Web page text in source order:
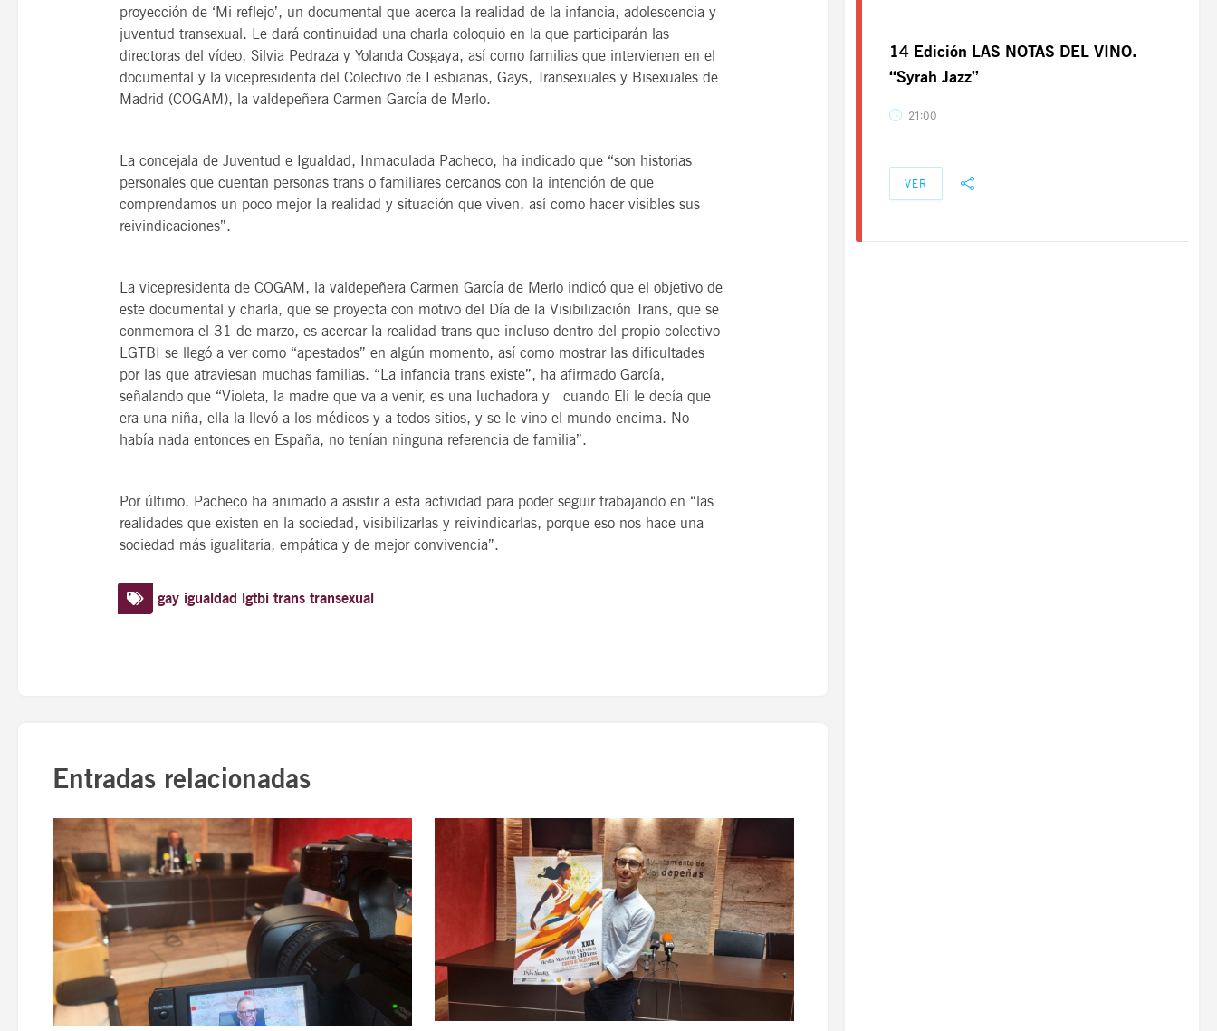
proyección de ‘Mi reflejo’, un documental que acerca la realidad de la infancia, adolescencia y
juventud transexual. Le dará continuidad una charla coloquio en la que participarán las
directoras del vídeo, Silvia Pedraza y Yolanda Cosgaya, así como familias que intervienen en el
documental y la vicepresidenta del Colectivo de Lesbianas, Gays, Transexuales y Bisexuales de
Madrid (COGAM), la valdepeñera Carmen García de Merlo.
La concejala de Juventud e Igualdad, Inmaculada Pacheco, ha indicado que “son historias
personales que cuentan personas trans o familiares cercanos con la intención de que
comprendamos un poco mejor la realidad y situación que viven, así como hacer visibles sus
reivindicaciones”.
La vicepresidenta de COGAM, la valdepeñera Carmen García de Merlo indicó que el objetivo de
este documental y charla, que se proyecta con motivo del Día de la Visibilización Trans, que se
conmemora el 31 de marzo, es acercar la realidad trans que incluso dentro del propio colectivo
LGTBI se llegó a ver como “apestados” en algún momento, así como mostrar las dificultades
por las que atraviesan muchas familias. “La infancia trans existe”, ha afirmado García,
señalando que “Violeta, la madre que va a venir, es una luchadora y cuando Eli le decía que
era una niña, ella la llevó a los médicos y a todos sitios, y se le vino el mundo encima. No
había nada entonces en España, no tenían ninguna referencia de familia”.
Por último, Pacheco ha animado a asistir a esta actividad para poder seguir trabajando en “las
realidades que existen en la sociedad, visibilizarlas y reivindicarlas, porque eso nos hace una
sociedad más igualitaria, empática y de mejor convivencia”.
gay igualdad lgtbi trans transexual
Entradas relacionadas
14 Edición LAS NOTAS DEL VINO.
“Syrah Jazz”
VER
14 Edición LAS NOTAS DEL VINO.
“Syrah Jazz”
VER
14 Edición LAS NOTAS DEL VINO.
“Syrah Jazz”
21:00
VER